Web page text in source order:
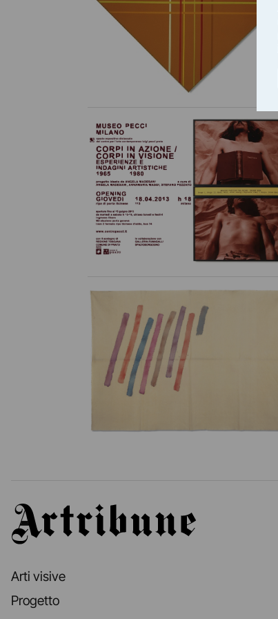
Artribune
Arti visive
Progetto